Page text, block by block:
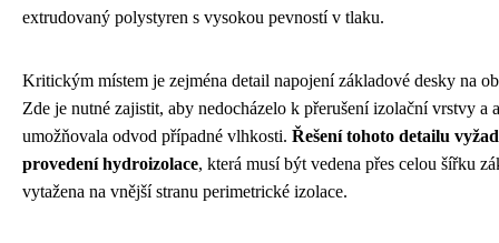
extrudovaný polystyren s vysokou pevností v tlaku.
Kritickým místem je zejména detail napojení základové desky na
Zde je nutné zajistit, aby nedocházelo k přerušení izolační vrstvy a
umožňovala odvod případné vlhkosti. Řešení tohoto detailu
provedení hydroizolace, která musí být vedena přes celou šířku
vytažena na vnější stranu perimetrické izolace.